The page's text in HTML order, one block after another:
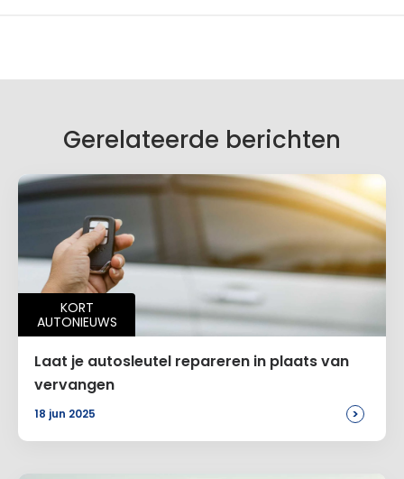
Gerelateerde berichten
KORT
AUTONIEUWS
Laat je autosleutel repareren in plaats van
vervangen
18 jun 2025 >